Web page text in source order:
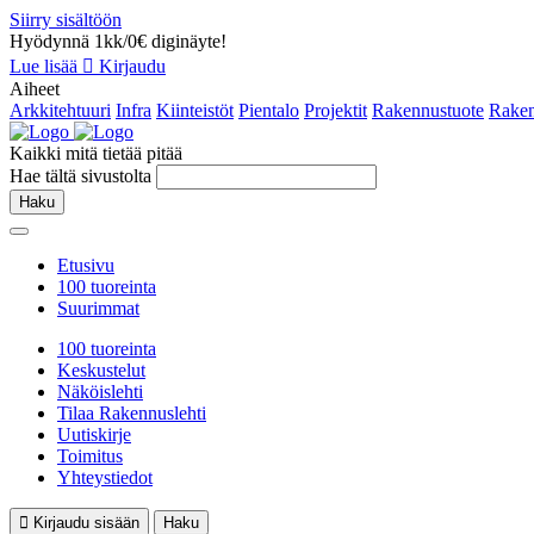
Siirry sisältöön
Hyödynnä 1kk/0€ diginäyte!
Lue lisää
Kirjaudu
Aiheet
Arkkitehtuuri Infra Kiinteistöt Pientalo Projektit Rakennustuote
Kaikki mitä tietää pitää
Hae tältä sivustolta
Haku
Etusivu
100 tuoreinta
Suurimmat
100 tuoreinta
Keskustelut
Näköislehti
Tilaa Rakennuslehti
Uutiskirje
Toimitus
Yhteystiedot
Kirjaudu sisään
Haku